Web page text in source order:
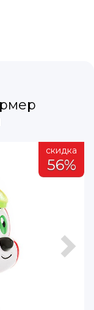
скидка
56%